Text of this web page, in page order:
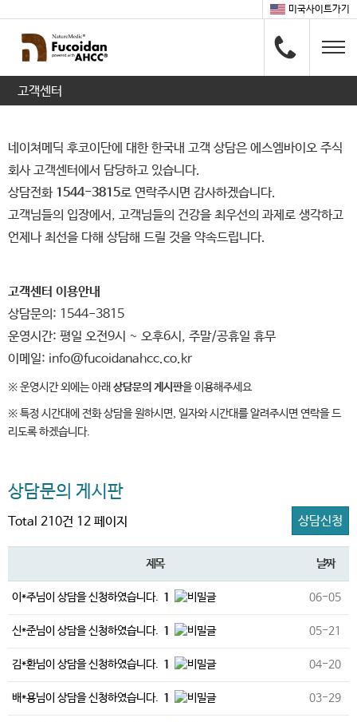
미국사이트가기
고객센터
네이쳐메딕 후코이단에 대한 한국내 고객 상담은 에스엠바이오 주식
회사 고객센터에서 담당하고 있습니다.
상담전화 1544-3815로 연락주시면 감사하겠습니다.
고객님들의 입장에서, 고객님들의 건강을 최우선의 과제로 생각하고
언제나 최선을 다해 상담해 드릴 것을 약속드립니다.
고객센터 이용안내
상담문의: 1544-3815
운영시간: 평일 오전9시 ~ 오후6시, 주말/공휴일 휴무
이메일: info@fucoidanahcc.co.kr
※ 운영시간 외에는 아래 상담문의 게시판을 이용해주세요
※ 특정 시간대에 전화 상담을 원하시면, 일자와 시간대를 알려주시면 연락을 드
리도록 하겠습니다.
상담문의 게시판
Total 210건 12 페이지 상담신청
제목 날짜
이*주님이 상담을 신청하였습니다. 1 06-05
신*준님이 상담을 신청하였습니다. 1 05-21
김*환님이 상담을 신청하였습니다. 1 04-20
배*용님이 상담을 신청하였습니다. 1 03-29